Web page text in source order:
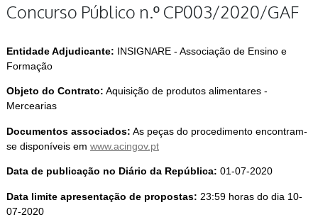
Concurso Público n.º CP003/2020/GAF
Entidade Adjudicante: INSIGNARE - Associação de Ensino e
Formação
Objeto do Contrato: Aquisição de produtos alimentares -
Mercearias
Documentos associados: As peças do procedimento encontram-
se disponíveis em www.acingov.pt
Data de publicação no Diário da República: 01-07-2020
Data limite apresentação de propostas: 23:59 horas do dia 10-
07-2020